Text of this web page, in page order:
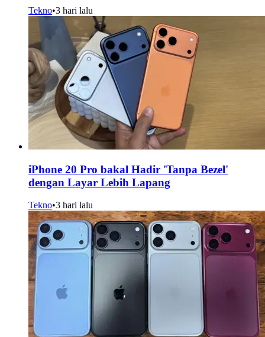
Tekno•3 hari lalu
iPhone 20 Pro bakal Hadir 'Tanpa Bezel'
dengan Layar Lebih Lapang
Tekno•3 hari lalu